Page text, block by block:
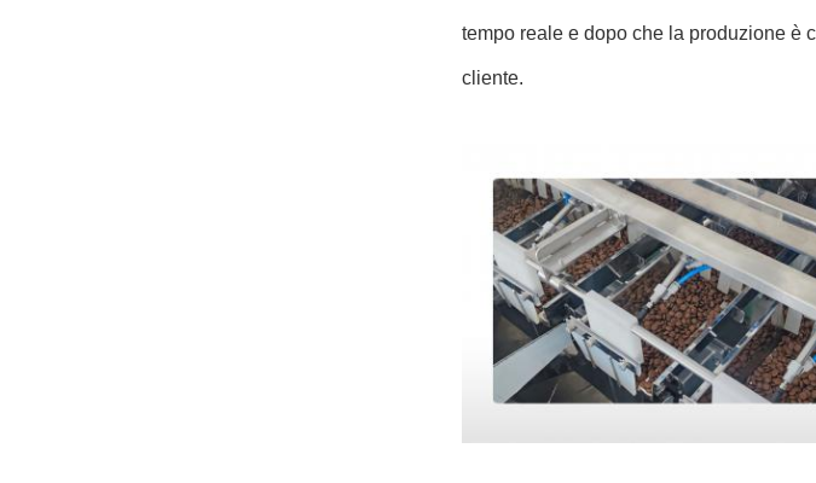
tempo reale e dopo che la produzione è
cliente.